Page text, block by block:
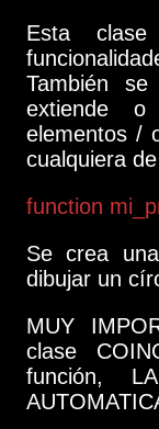
Esta
También
extiende
elementos /
cualquiera
function
Se crea
dibujar un
MUY
clase
función,